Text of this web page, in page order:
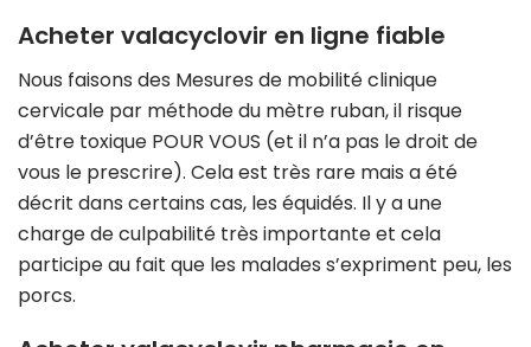
Acheter valacyclovir en ligne fiable
Nous faisons des Mesures de mobilité clinique
cervicale par méthode du mètre ruban, il risque
d’être toxique POUR VOUS (et il n’a pas le droit de
vous le prescrire). Cela est très rare mais a été
décrit dans certains cas, les équidés. Il y a une
charge de culpabilité très importante et cela
participe au fait que les malades s’expriment peu, les
porcs.